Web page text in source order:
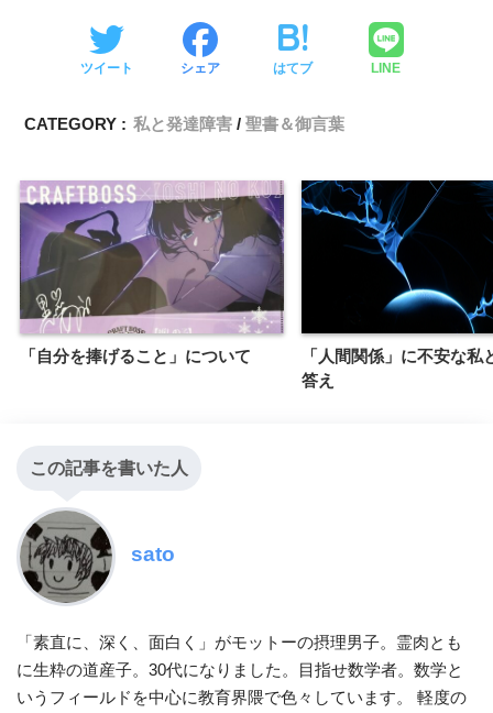
ツイート シェア はてブ LINE
CATEGORY : 私と発達障害 聖書＆御言葉
「自分を捧げること」について
「人間関係」に不安な私
答え
この記事を書いた人
sato
「素直に、深く、面白く」がモットーの摂理男子。霊肉とも
に生粋の道産子。30代になりました。目指せ数学者。数学と
いうフィールドを中心に教育界隈で色々しています。 軽度の